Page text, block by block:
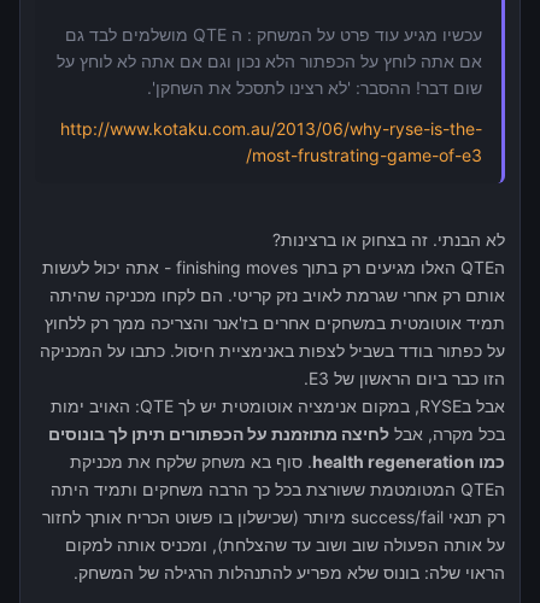
עכשיו מגיע עוד פרט על המשחק : ה QTE מושלמים לבד גם
אם אתה לוחץ על הכפתור הלא נכון וגם אם אתה לא לוחץ על
שום דבר! ההסבר: 'לא רצינו לתסכל את השחקן'.
http://www.kotaku.com.au/2013/06/why-ryse-is-the-
most-frustrating-game-of-e3/
לא הבנתי. זה בצחוק או ברצינות?
הQTE האלו מגיעים רק בתוך finishing moves - אתה יכול לעשות
אותם רק אחרי שגרמת לאויב נזק קריטי. הם לקחו מכניקה שהיתה
תמיד אוטומטית במשחקים אחרים בז'אנר והצריכה ממך רק ללחוץ
על כפתור בודד בשביל לצפות באנימציית חיסול. כתבו על המכניקה
הזו כבר ביום הראשון של E3.
אבל בRYSE, במקום אנימציה אוטומטית יש לך QTE: האויב ימות
בכל מקרה, אבל לחיצה מתוזמנת על הכפתורים תיתן לך בונוסים
כמו health regeneration
. סוף בא משחק שלקח את מכניקת
הQTE המטומטמת ששורצת בכל כך הרבה משחקים ותמיד היתה
רק תנאי success/fail מיותר (שכישלון בו פשוט הכריח אותך לחזור
על אותה הפעולה שוב ושוב עד שהצלחת), ומכניס אותה למקום
הראוי שלה: בונוס שלא מפריע להתנהלות הרגילה של המשחק.